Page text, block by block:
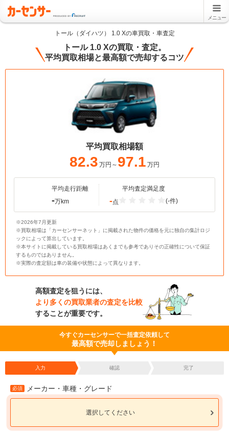
メニュー
トール（ダイハツ） 1.0 Xの車買取・車査定
トール 1.0 Xの買取・査定。
平均買取相場と最高額で売却するコツ
平均買取相場額
82.3 万円～ 97.1 万円
平均走行距離
-万km
平均査定満足度
-点 (-件)
※2026年7月更新
※買取相場は「カーセンサーネット」に掲載された物件の価格を元に独自の集計ロジ
ックによって算出しています。
※本サイトに掲載している買取相場はあくまでも参考でありその正確性について保証
するものではありません。
※実際の査定額は車の装備や状態によって異なります。
高額査定を狙うには、
より多くの買取業者の査定を比較
することが重要です。
今すぐカーセンサーで一括査定依頼して
最高額で売却しましょう！
入力 確認 完了
必須 メーカー・車種・グレード
選択してください